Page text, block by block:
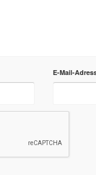
E-Mail-